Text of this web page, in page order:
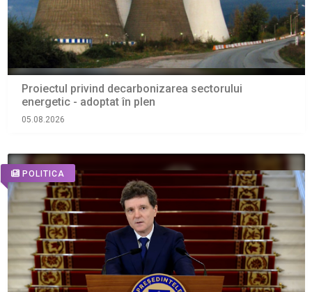
Proiectul privind decarbonizarea sectorului
energetic - adoptat în plen
05.08.2026
POLITICA